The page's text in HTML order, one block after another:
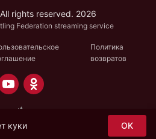
rights reserved. 2026
Federation streaming service
Политика
возвратов
куки OK